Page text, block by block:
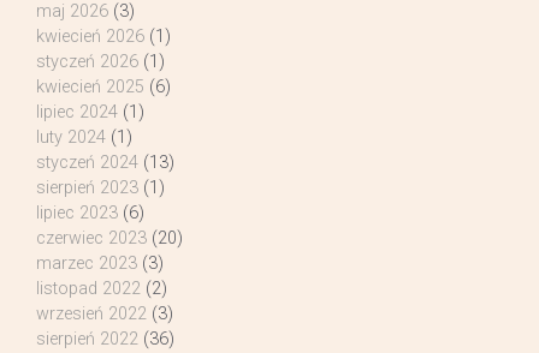
maj 2026 (3)
kwiecień 2026 (1)
styczeń 2026 (1)
kwiecień 2025 (6)
lipiec 2024 (1)
luty 2024 (1)
styczeń 2024 (13)
sierpień 2023 (1)
lipiec 2023 (6)
czerwiec 2023 (20)
marzec 2023 (3)
listopad 2022 (2)
wrzesień 2022 (3)
sierpień 2022 (36)